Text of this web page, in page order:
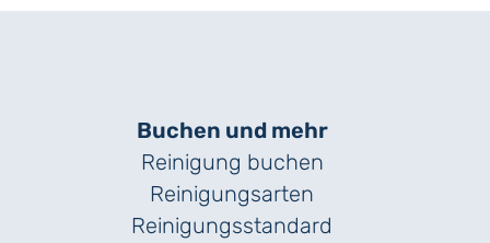
Buchen und mehr
Reinigung buchen
Reinigungsarten
Reinigungs­standard